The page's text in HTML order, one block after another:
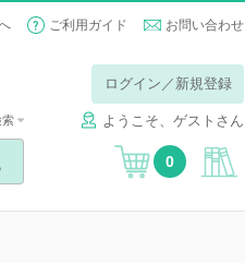
ご利用ガイド お問い合わせ
ログイン／新規登録
ようこそ、ゲストさん
索
0